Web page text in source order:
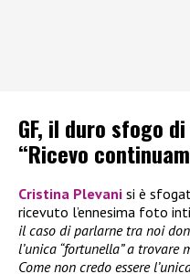
GF, il duro sfogo
“Ricevo
Cristina Plevani si è
ricevuto l’ennesima foto
il caso di parlarne tra noi
l’unica “fortunella” a trovare
Come non credo essere